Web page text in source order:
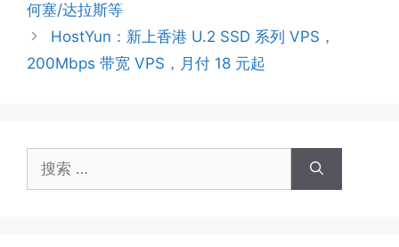
何塞/达拉斯等
HostYun：新上香港 U.2 SSD 系列 VPS，
200Mbps 带宽 VPS，月付 18 元起
索：